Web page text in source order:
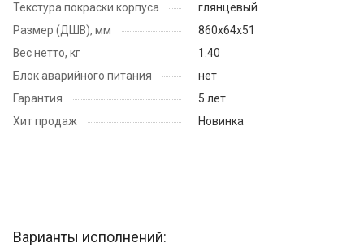
Текстура покраски корпуса
глянцевый
Размер (ДШВ), мм
860x64x51
Вес нетто, кг
1.40
Блок аварийного питания
нет
Гарантия
5 лет
Хит продаж
Новинка
Варианты исполнений: